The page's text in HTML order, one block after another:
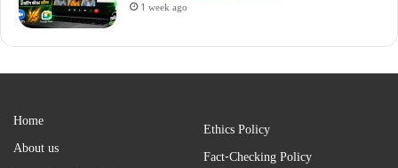
1 week ago
Home
About us
Ethics Policy
Fact-Checking Policy